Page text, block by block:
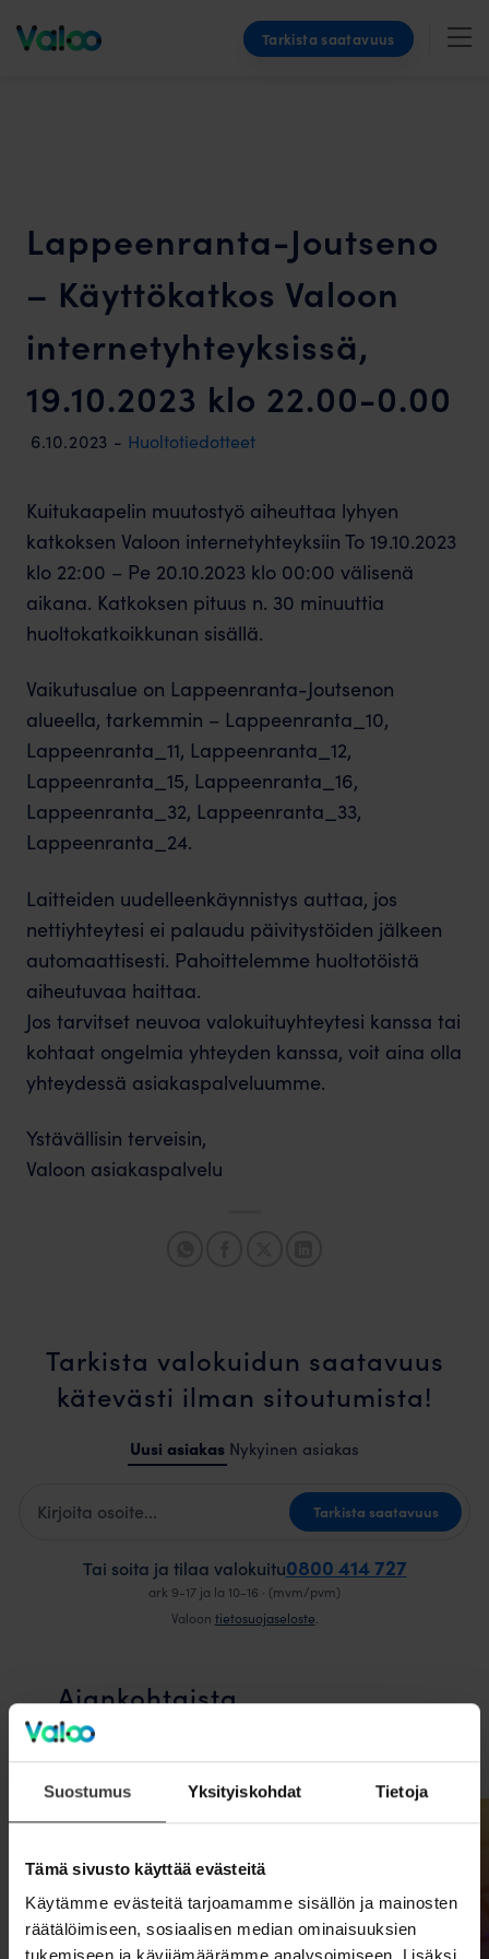
Suostumus Yksityiskohdat Tietoja
Tämä sivusto käyttää evästeitä
Käytämme evästeitä tarjoamamme sisällön ja mainosten
räätälöimiseen, sosiaalisen median ominaisuuksien
Tarkista saatavuus
Lappeenranta-Joutseno
– Käyttökatkos Valoon
internetyhteyksissä,
19.10.2023 klo 22.00-0.00
6.10.2023 - Huoltotiedotteet
Kuitukaapelin muutostyö aiheuttaa lyhyen
katkoksen Valoon internetyhteyksiin To 19.10.2023
klo 22:00 – Pe 20.10.2023 klo 00:00 välisenä
aikana. Katkoksen pituus n. 30 minuuttia
huoltokatkoikkunan sisällä.
Vaikutusalue on Lappeenranta-Joutsenon
alueella, tarkemmin – Lappeenranta_10,
Lappeenranta_11, Lappeenranta_12,
Lappeenranta_15, Lappeenranta_16,
Lappeenranta_32, Lappeenranta_33,
Lappeenranta_24.
Laitteiden uudelleenkäynnistys auttaa, jos
nettiyhteytesi ei palaudu päivitystöiden jälkeen
automaattisesti. Pahoittelemme huoltotöistä
aiheutuvaa haittaa.
Jos tarvitset neuvoa valokuituyhteytesi kanssa tai
kohtaat ongelmia yhteyden kanssa, voit aina olla
yhteydessä asiakaspalveluumme.
Ystävällisin terveisin,
Valoon asiakaspalvelu
Tarkista valokuidun saatavuus
kätevästi ilman sitoutumista!
Uusi asiakas Nykyinen asiakas
Tarkista saatavuus
Tai soita ja tilaa valokuitu0800 414 727
ark 9-17 ja la 10-16 · (mvm/pvm)
Valoon tietosuojaseloste
Ajankohtaista
Ajankohtaista sivu